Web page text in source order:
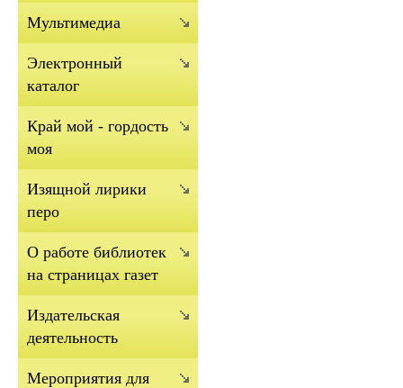
Мультимедиа
Электронный
каталог
Край мой - гордость
моя
Изящной лирики
перо
О работе библиотек
на страницах газет
Издательская
деятельность
Мероприятия для